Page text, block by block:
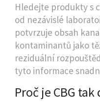
Hledejte produkty s
od nezávislé
potvrzuje obsah
kontaminantů jako
reziduální
tyto informace
Proč je CBG tak